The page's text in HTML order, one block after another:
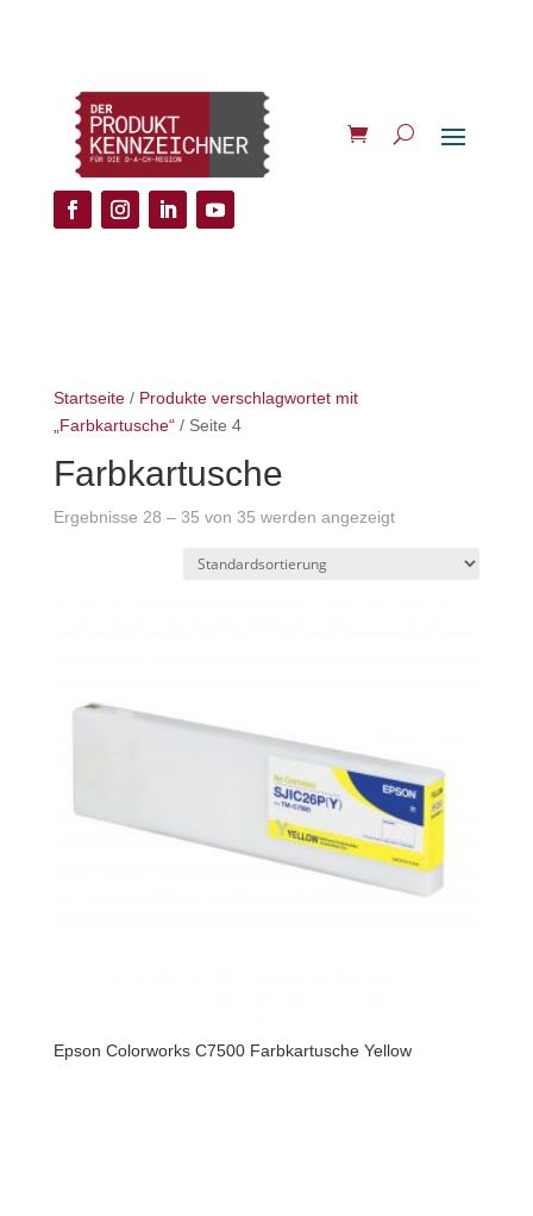
Startseite/ Produkte verschlagwortet mit
„Farbkartusche“/ Seite 4
Farbkartusche
Ergebnisse 28 – 35 von 35 werden angezeigt
Epson Colorworks C7500 Farbkartusche Yellow